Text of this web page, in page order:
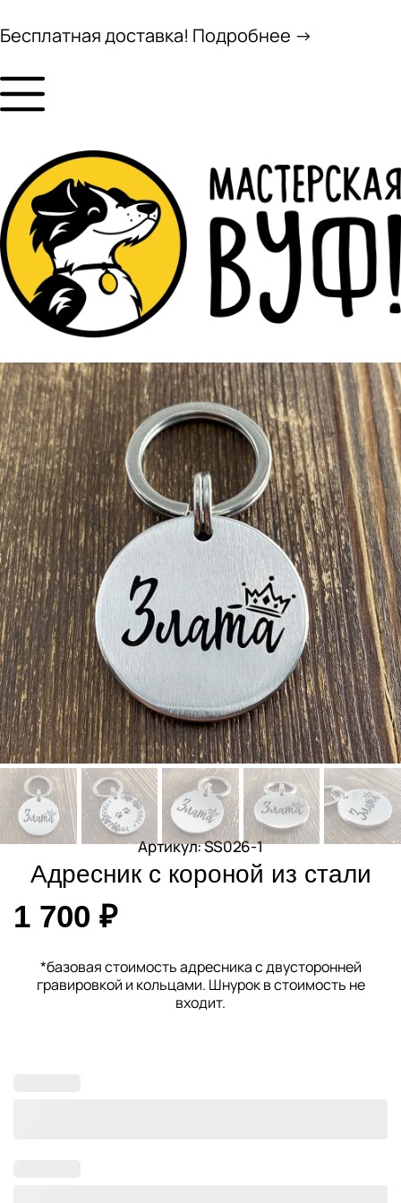
Бесплатная доставка! Подробнее →
Артикул: SS026-1
Адресник с короной из стали
1 700 ₽
*базовая стоимость адресника с двусторонней
гравировкой и кольцами. Шнурок в стоимость не
входит.